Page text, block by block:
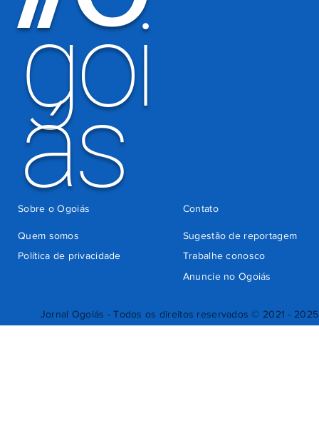
Jornal Ogoiás - Todos os direitos reservados © 2021 - 2025
goi
ás
Quem somos
Sugestão de reportagem
Trabalhe conosco
Política de privacidade
Anuncie no Ogoiás
Contato
Sobre o Ogoiás